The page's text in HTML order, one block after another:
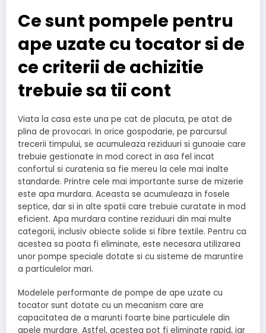
Ce sunt pompele pentru
ape uzate cu tocator si de
ce criterii de achizitie
trebuie sa tii cont
Viata la casa este una pe cat de placuta, pe atat de
plina de provocari. In orice gospodarie, pe parcursul
trecerii timpului, se acumuleaza reziduuri si gunoaie care
trebuie gestionate in mod corect in asa fel incat
confortul si curatenia sa fie mereu la cele mai inalte
standarde. Printre cele mai importante surse de mizerie
este apa murdara. Aceasta se acumuleaza in fosele
septice, dar si in alte spatii care trebuie curatate in mod
eficient. Apa murdara contine reziduuri din mai multe
categorii, inclusiv obiecte solide si fibre textile. Pentru ca
acestea sa poata fi eliminate, este necesara utilizarea
unor pompe speciale dotate si cu sisteme de maruntire
a particulelor mari.
Modelele performante de pompe de ape uzate cu
tocator sunt dotate cu un mecanism care are
capacitatea de a marunti foarte bine particulele din
apele murdare. Astfel, acestea pot fi eliminate rapid, iar